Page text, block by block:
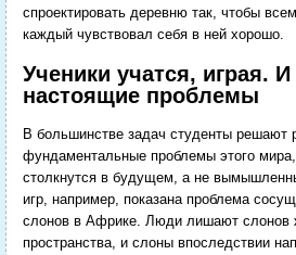
спроектировать деревню так, чтобы
каждый чувствовал себя в ней хорошо.
Ученики учатся, играя.
настоящие проблемы
В большинстве задач студенты решают
фундаментальные проблемы этого
столкнутся в будущем, а не
игр, например, показана проблема
слонов в Африке. Люди лишают слонов
пространства, и слоны впоследствии